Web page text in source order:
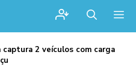
captura 2 veículos com carga